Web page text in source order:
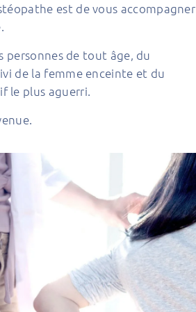
est de vous accompagner
personnes de tout âge, du
de la femme enceinte et du
le plus aguerri.